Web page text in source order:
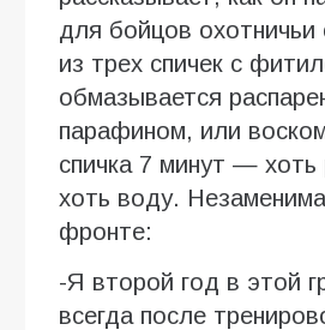
для бойцов охотничьи
из трех спичек с
обмазывается
парафином, или
спичка 7 минут — хоть
хоть воду.
фронте:
-Я второй год в этой
всегда после